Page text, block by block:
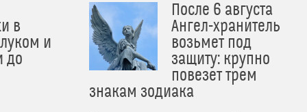
в
и
до
После 6 августа
Ангел-хранитель
возьмет под
защиту: крупно
повезет трем
знакам зодиака